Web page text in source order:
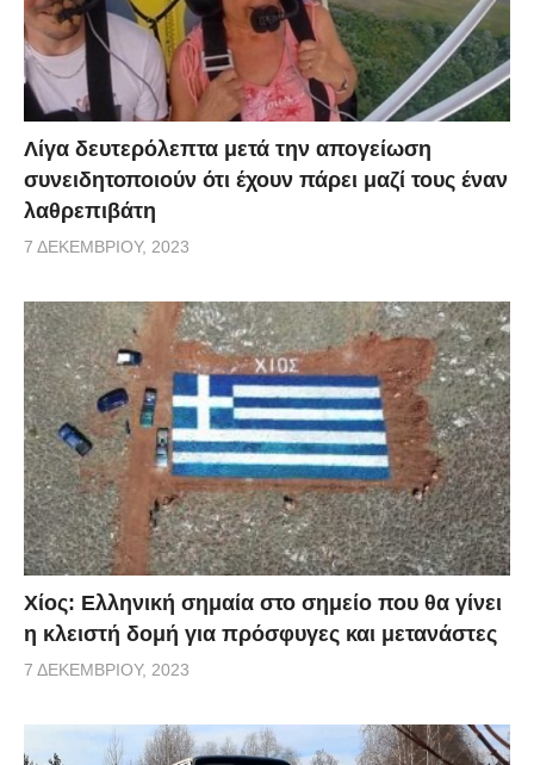
Λίγα δευτερόλεπτα μετά την απογείωση
συνειδητοποιούν ότι έχουν πάρει μαζί τους έναν
λαθρεπιβάτη
7 ΔΕΚΕΜΒΡΊΟΥ, 2023
Χίος: Eλληνική σημαία στο σημείο που θα γίνει
η κλειστή δομή για πρόσφυγες και μετανάστες
7 ΔΕΚΕΜΒΡΊΟΥ, 2023